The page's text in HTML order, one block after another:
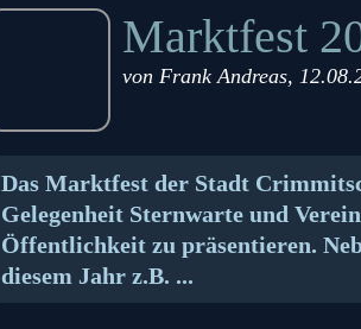
Marktfest
von Frank Andreas,
Das Marktfest der Stadt
Gelegenheit Sternwarte und
Öffentlichkeit zu präsentieren.
diesem Jahr z.B. ...